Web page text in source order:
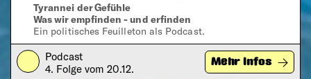
Tyrannei der Gefühle
Was wir empfinden - und erfinden
Ein politisches Feuilleton als Podcast.
Play Podcast
4. Folge vom 20.12.
Mehr Infos